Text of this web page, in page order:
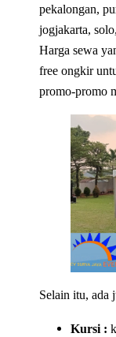
pekalongan,
jogjakarta,
Harga sewa
free ongkir
promo-promo
Selain itu, ada
Kursi :